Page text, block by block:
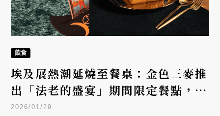
飲食
埃及展熱潮延燒至餐桌：金色三麥推
出「法老的盛宴」期間限定餐點，憑
票根享蜂蜜啤酒買一送一
2026/01/29